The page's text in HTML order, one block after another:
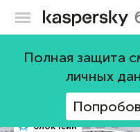
Полная защита
личных
Bitcoin
блокчейн